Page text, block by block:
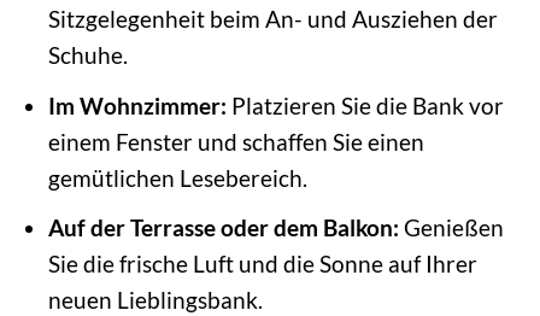
Sitzgelegenheit beim An- und Ausziehen der
Schuhe.
Im Wohnzimmer: Platzieren Sie die Bank vor
einem Fenster und schaffen Sie einen
gemütlichen Lesebereich.
Auf der Terrasse oder dem Balkon: Genießen
Sie die frische Luft und die Sonne auf Ihrer
neuen Lieblingsbank.